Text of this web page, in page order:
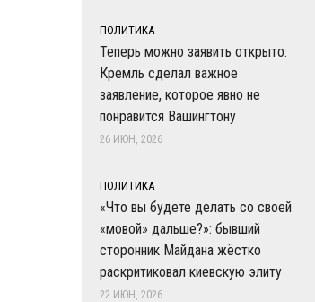
ПОЛИТИКА
Теперь можно заявить открыто:
Кремль сделал важное
заявление, которое явно не
понравится Вашингтону
26 ИЮН, 2026
ПОЛИТИКА
«Что вы будете делать со своей
«мовой» дальше?»: бывший
сторонник Майдана жёстко
раскритиковал киевскую элиту
22 ИЮН, 2026